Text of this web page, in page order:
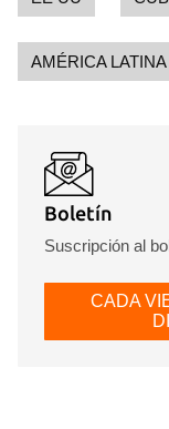
AMÉRICA LATINA
Boletín
Suscripción al
CADA